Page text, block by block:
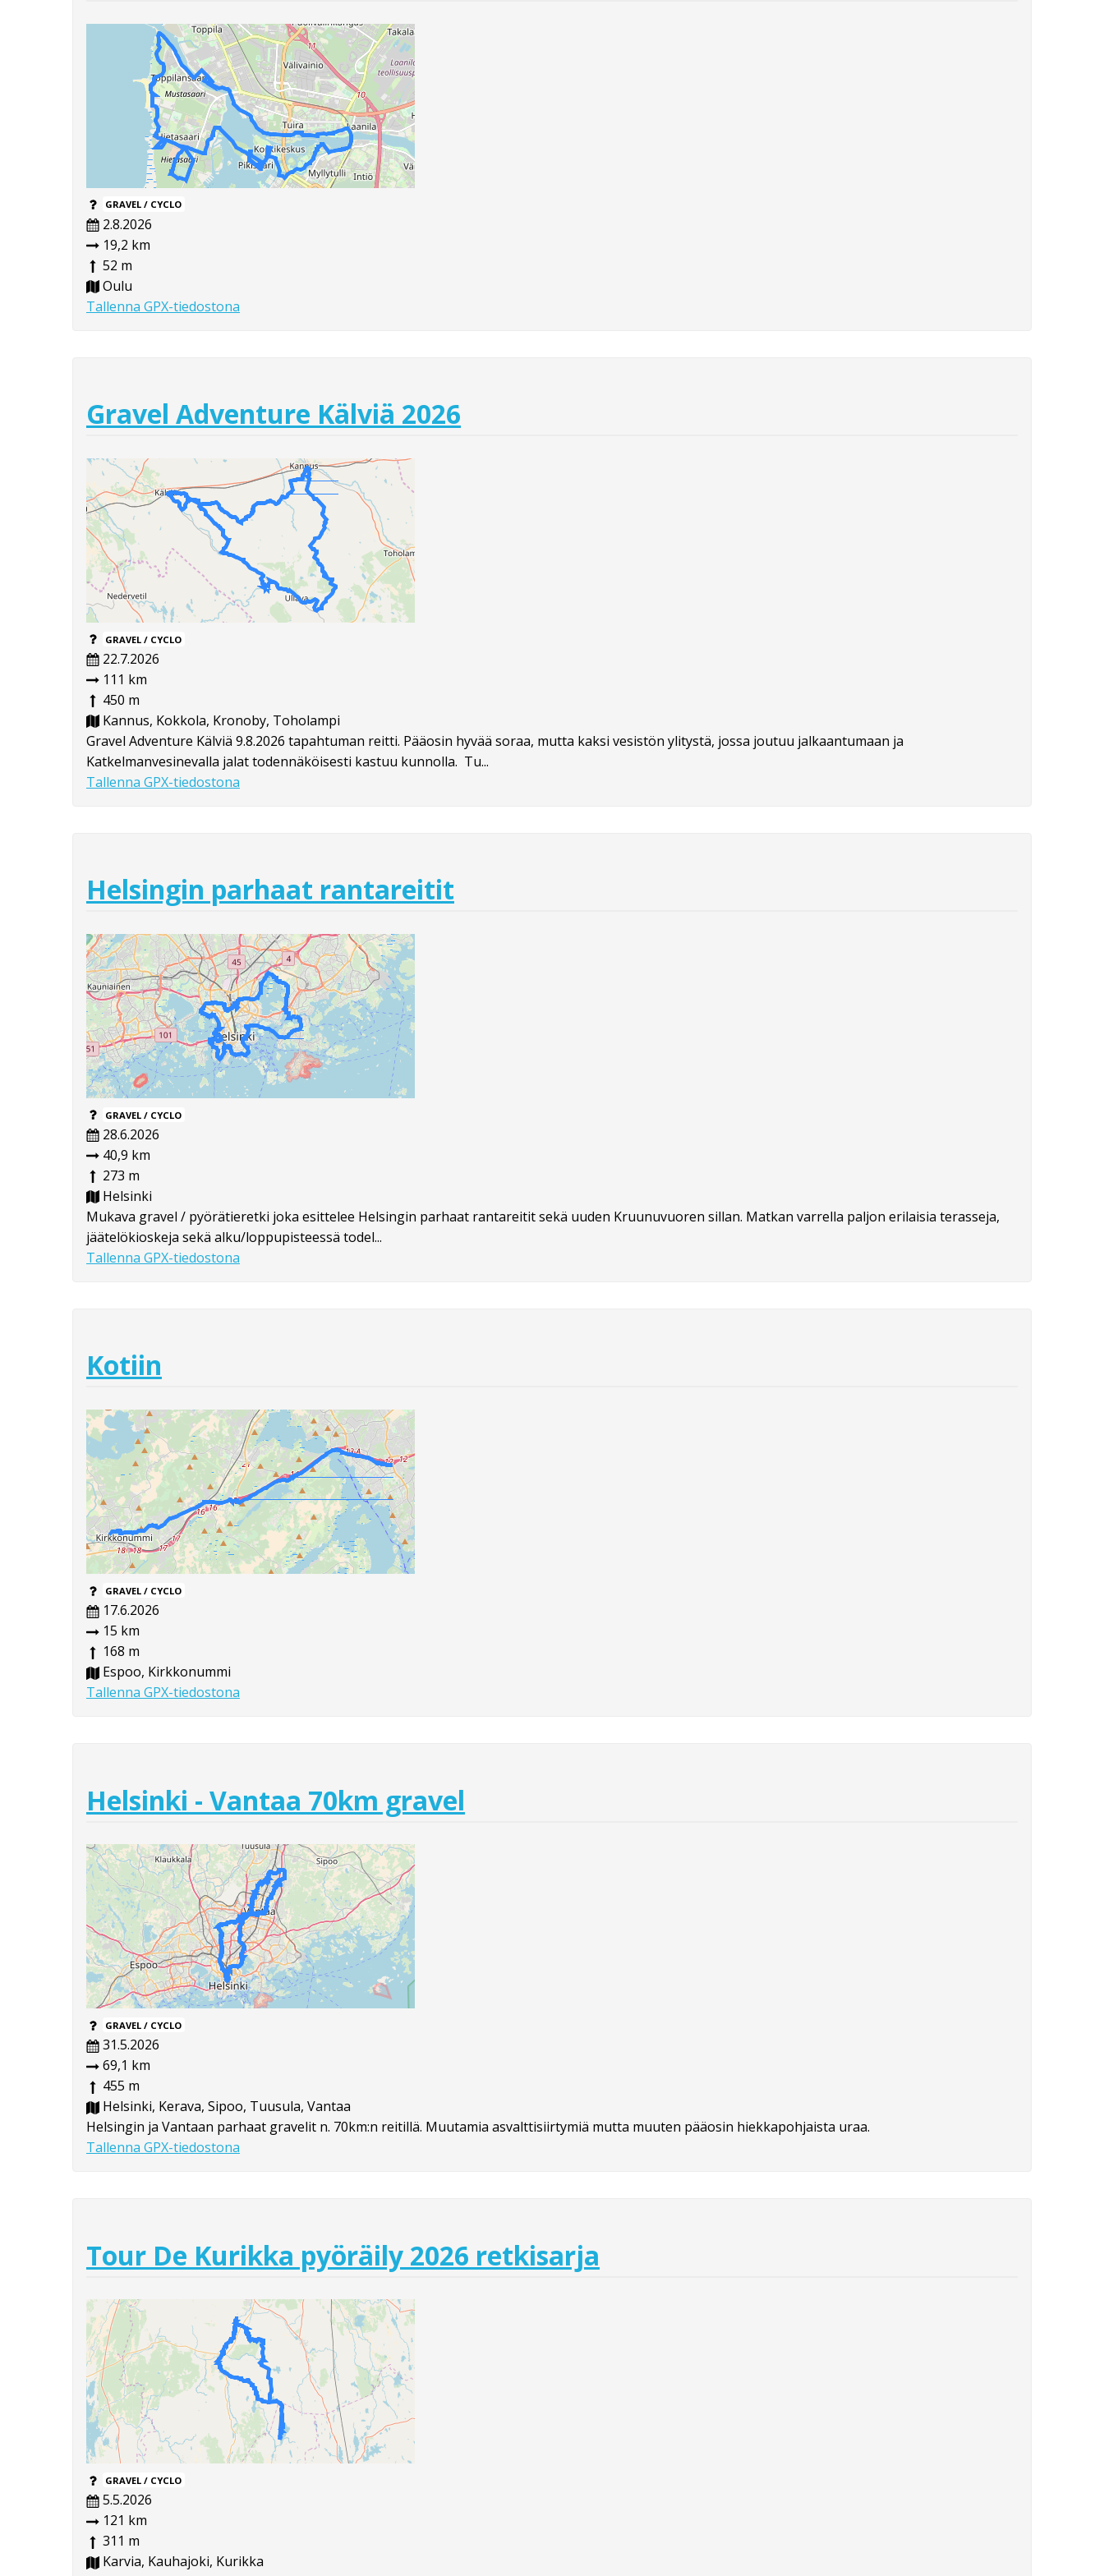
GRAVEL / CYCLO
2.8.2026
19,2 km
52 m
Oulu
Tallenna GPX-tiedostona
Gravel Adventure Kälviä 2026
GRAVEL / CYCLO
22.7.2026
111 km
450 m
Kannus, Kokkola, Kronoby, Toholampi
Gravel Adventure Kälviä 9.8.2026 tapahtuman reitti. Pääosin hyvää soraa, mutta kaksi vesistön ylitystä, jossa joutuu jalkaantumaan ja
Katkelmanvesinevalla jalat todennäköisesti kastuu kunnolla. Tu...
Tallenna GPX-tiedostona
Helsingin parhaat rantareitit
GRAVEL / CYCLO
28.6.2026
40,9 km
273 m
Helsinki
Mukava gravel / pyörätieretki joka esittelee Helsingin parhaat rantareitit sekä uuden Kruunuvuoren sillan. Matkan varrella paljon erilaisia terasseja,
jäätelökioskeja sekä alku/loppupisteessä todel...
Tallenna GPX-tiedostona
Kotiin
GRAVEL / CYCLO
17.6.2026
15 km
168 m
Espoo, Kirkkonummi
Tallenna GPX-tiedostona
Helsinki - Vantaa 70km gravel
GRAVEL / CYCLO
31.5.2026
69,1 km
455 m
Helsinki, Kerava, Sipoo, Tuusula, Vantaa
Helsingin ja Vantaan parhaat gravelit n. 70km:n reitillä. Muutamia asvalttisiirtymiä mutta muuten pääosin hiekkapohjaista uraa.
Tallenna GPX-tiedostona
Tour De Kurikka pyöräily 2026 retkisarja
GRAVEL / CYCLO
5.5.2026
121 km
311 m
Karvia, Kauhajoki, Kurikka